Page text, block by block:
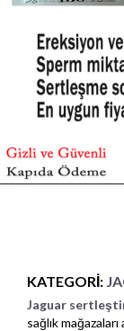
KATEGORI:
Jaguar
sağlık